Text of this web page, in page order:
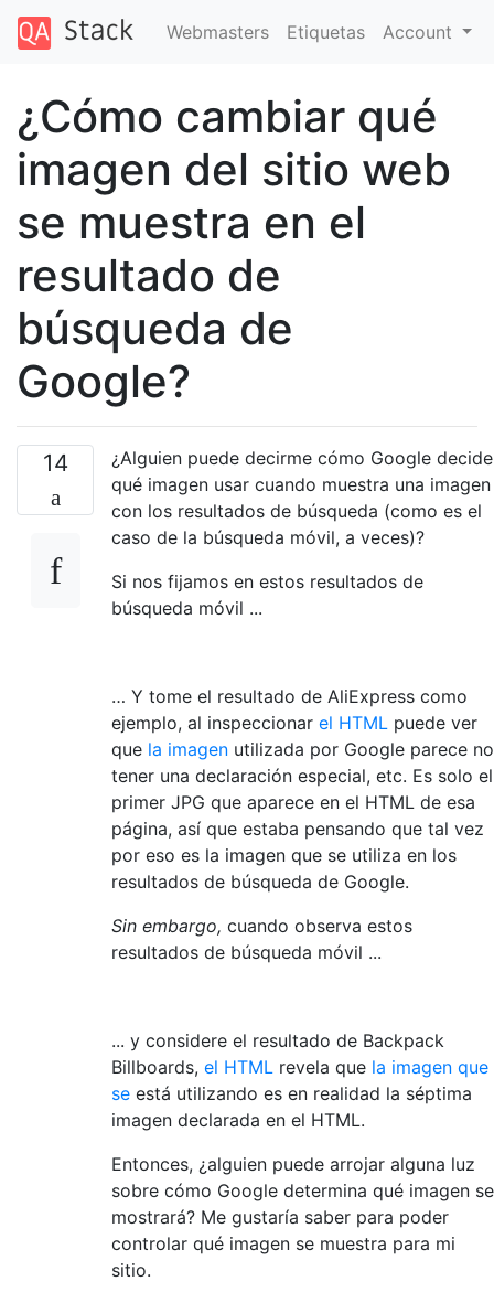
Webmasters Etiquetas Account
¿Cómo cambiar qué
imagen del sitio web
se muestra en el
resultado de
búsqueda de
Google?
14
¿Alguien puede decirme cómo Google decide
qué imagen usar cuando muestra una imagen
con los resultados de búsqueda (como es el
caso de la búsqueda móvil, a veces)?
Si nos fijamos en estos resultados de
búsqueda móvil ...
… Y tome el resultado de AliExpress como
ejemplo, al inspeccionar el HTML puede ver
que la imagen utilizada por Google parece no
tener una declaración especial, etc. Es solo el
primer JPG que aparece en el HTML de esa
página, así que estaba pensando que tal vez
por eso es la imagen que se utiliza en los
resultados de búsqueda de Google.
Sin embargo, cuando observa estos
resultados de búsqueda móvil ...
... y considere el resultado de Backpack
Billboards, el HTML revela que la imagen que
se está utilizando es en realidad la séptima
imagen declarada en el HTML.
Entonces, ¿alguien puede arrojar alguna luz
sobre cómo Google determina qué imagen se
mostrará? Me gustaría saber para poder
controlar qué imagen se muestra para mi
sitio.